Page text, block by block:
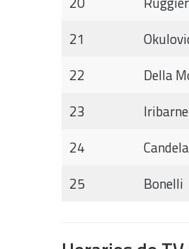
21
22
Della
23
Iribarne
24
Candela
25
Bonelli